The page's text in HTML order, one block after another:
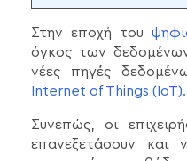
Στην εποχή του
όγκος των
νέες πηγές
Internet of Things (IoT).
Συνεπώς, οι
επανεξετάσουν και